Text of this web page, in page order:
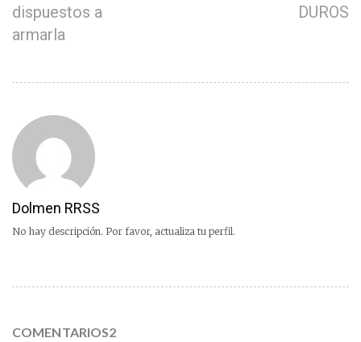
dispuestos a
armarla
DUROS
Dolmen RRSS
No hay descripción. Por favor, actualiza tu perfil.
COMENTARIOS2